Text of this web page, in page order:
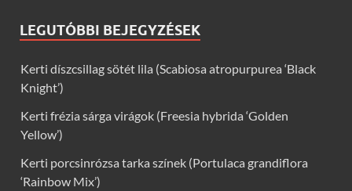
LEGUTÓBBI BEJEGYZÉSEK
Kerti díszcsillag sötét lila (Scabiosa atropurpurea ‘Black
Knight’)
Kerti frézia sárga virágok (Freesia hybrida ‘Golden
Yellow’)
Kerti porcsinrózsa tarka színek (Portulaca grandiflora
‘Rainbow Mix’)